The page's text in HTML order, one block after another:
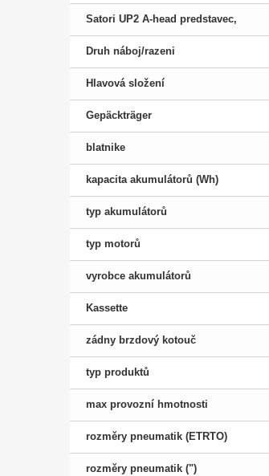
Satori UP2 A-head predstavec,
Druh náboj/razeni
Hlavová složení
Gepäckträger
blatnike
kapacita akumulátorů (Wh)
typ akumulátorů
typ motorů
vyrobce akumulátorů
Kassette
zádny brzdový kotouč
typ produktů
max provozní hmotnosti
rozměry pneumatik (ETRTO)
rozměry pneumatik (")